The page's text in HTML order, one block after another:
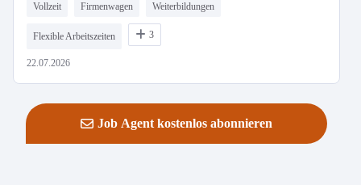
Vollzeit Firmenwagen Weiterbildungen
Flexible Arbeitszeiten 3
22.07.2026
Job Agent kostenlos abonnieren